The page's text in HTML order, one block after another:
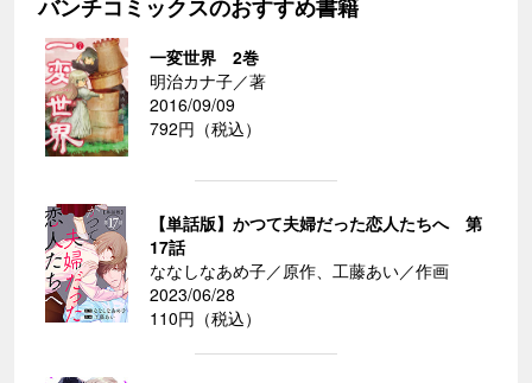
バンチコミックスのおすすめ書籍
一変世界 2巻
明治カナ子／著
2016/09/09
792円（税込）
【単話版】かつて夫婦だった恋人たちへ 第
17話
ななしなあめ子／原作、工藤あい／作画
2023/06/28
110円（税込）